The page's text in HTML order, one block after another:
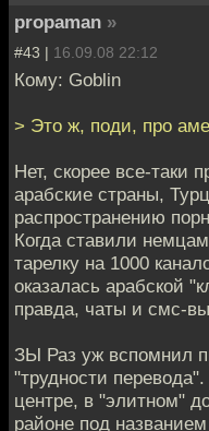
propaman »
#43 | 16.09.08 22:12
Кому: Goblin
> Это ж, поди, про
Нет, скорее все-таки
арабские страны,
распространению
Когда ставили
тарелку на 1000
оказалась арабской
правда, чаты и смс-
ЗЫ Раз уж вспомнил
"трудности
центре, в "элитном"
районе под